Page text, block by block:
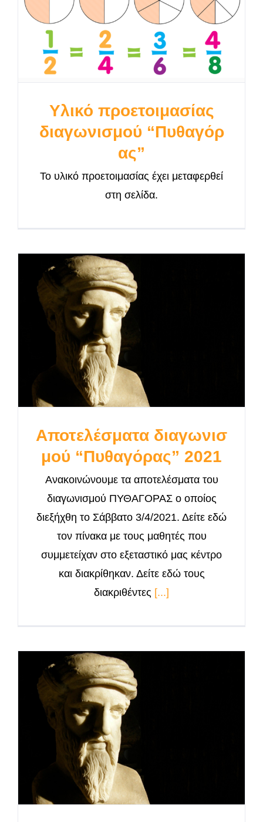
Υλικό προετοιμασίας
διαγωνισμού “Πυθαγόρ
ας”
Το υλικό προετοιμασίας έχει μεταφερθεί
στη σελίδα.
Αποτελέσματα διαγωνισ
μού “Πυθαγόρας” 2021
Ανακοινώνουμε τα αποτελέσματα του
διαγωνισμού ΠΥΘΑΓΟΡΑΣ ο οποίος
διεξήχθη το Σάββατο 3/4/2021. Δείτε εδώ
τον πίνακα με τους μαθητές που
συμμετείχαν στο εξεταστικό μας κέντρο
και διακρίθηκαν. Δείτε εδώ τους
διακριθέντες [...]